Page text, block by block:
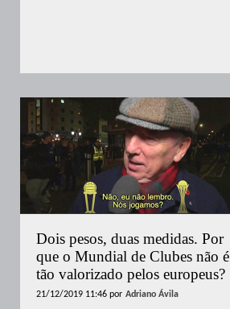
Dois pesos, duas medidas. Por
que o Mundial de Clubes não é
tão valorizado pelos europeus?
21/12/2019 11:46 por Adriano Ávila